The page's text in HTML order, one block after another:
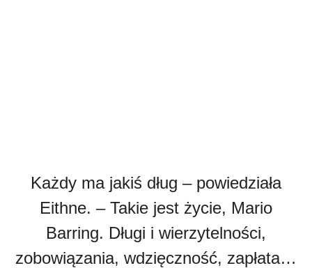
Każdy ma jakiś dług – powiedziała
Eithne. – Takie jest życie, Mario
Barring. Długi i wierzytelności,
zobowiązania, wdzięczność, zapłata…